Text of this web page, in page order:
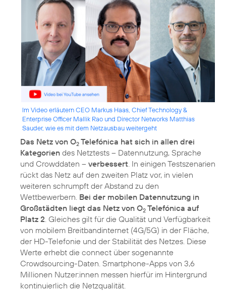
Im Video erläutern CEO Markus Haas, Chief Technology &
Enterprise Officer Mallik Rao und Director Networks Matthias
Sauder, wie es mit dem Netzausbau weitergeht
Das Netz von O2 Telefónica hat sich in allen drei
Kategorien des Netztests – Datennutzung, Sprache
und Crowddaten – verbessert . In einigen Testszenarien
rückt das Netz auf den zweiten Platz vor, in vielen
weiteren schrumpft der Abstand zu den
Wettbewerbern. Bei der mobilen Datennutzung in
Großstädten liegt das Netz von O2 Telefónica auf
Platz 2 . Gleiches gilt für die Qualität und Verfügbarkeit
von mobilem Breitbandinternet (4G/5G) in der Fläche,
der HD-Telefonie und der Stabilität des Netzes. Diese
Werte erhebt die connect über sogenannte
Crowdsourcing-Daten. Smartphone-Apps von 3,6
Millionen Nutzer:innen messen hierfür im Hintergrund
kontinuierlich die Netzqualität.